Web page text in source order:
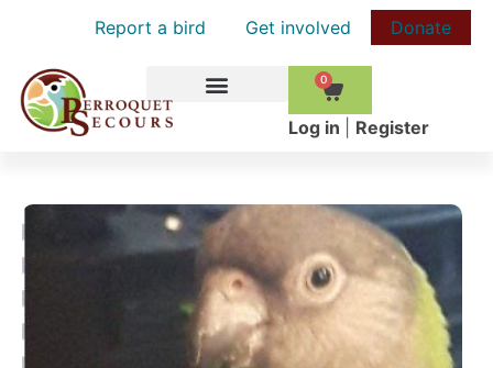
Report a bird Get involved Donate
0
Log in Register